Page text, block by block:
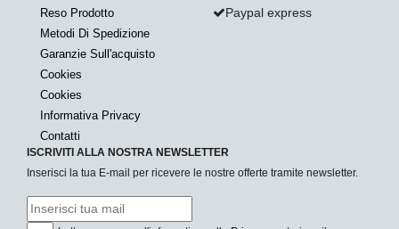
Reso Prodotto
Metodi Di Spedizione
Garanzie Sull'acquisto
Cookies
Cookies
Informativa Privacy
Contatti
Paypal express
ISCRIVITI ALLA NOSTRA NEWSLETTER
Inserisci la tua E-mail per ricevere le nostre offerte tramite newsletter.